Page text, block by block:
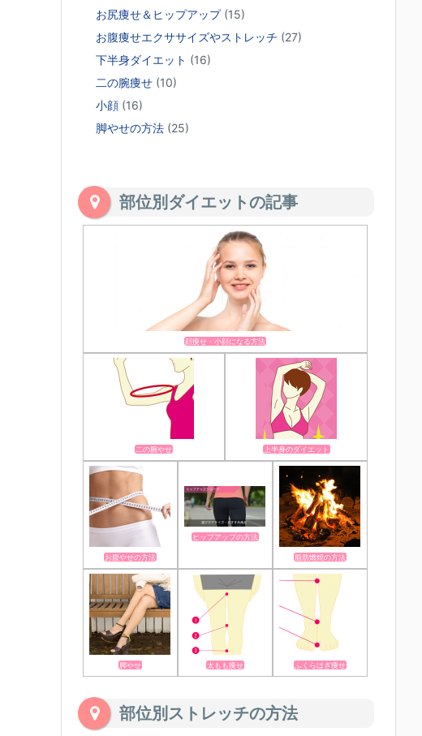
お尻痩せ＆ヒップアップ(15)
お腹痩せエクササイズやストレッチ (27)
下半身ダイエット (16)
二の腕痩せ (10)
小顔 (16)
脚やせの方法 (25)
部位別ダイエットの記事
顔痩せ・小顔になる方法
二の腕やせ 上半身のダイエット
お腹やせの方法
ヒップアップの方法
脂肪燃焼の方法
脚やせ 太もも痩せ ふくらはぎ痩せ
部位別ストレッチの方法